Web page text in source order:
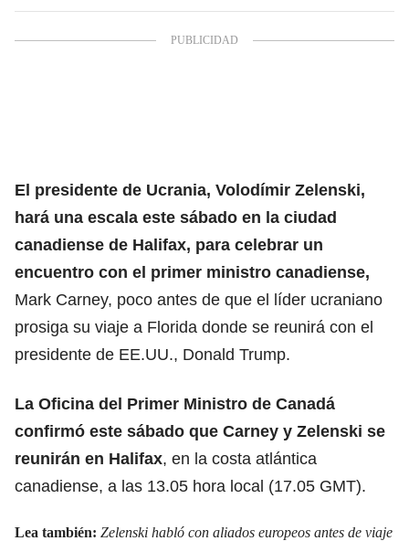
El presidente de Ucrania, Volodímir Zelenski,
hará una escala este sábado en la ciudad
canadiense de Halifax, para celebrar un
encuentro con el primer ministro canadiense,
Mark Carney, poco antes de que el líder ucraniano
prosiga su viaje a Florida donde se reunirá con el
presidente de EE.UU., Donald Trump.
La Oficina del Primer Ministro de Canadá
confirmó este sábado que Carney y Zelenski se
reunirán en Halifax, en la costa atlántica
canadiense, a las 13.05 hora local (17.05 GMT).
Lea también: Zelenski habló con aliados europeos antes de viaje